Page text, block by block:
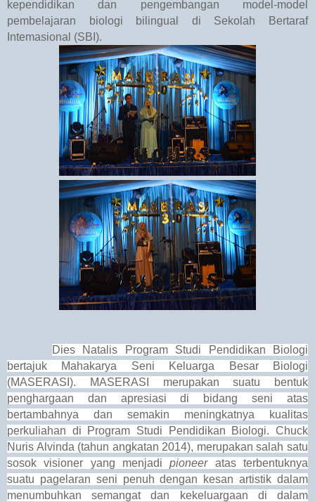
kependidikan dan pengembangan model-model
pembelajaran biologi bilingual di Sekolah Bertaraf
Intemasional (SBI).
Dies Natalis Program Studi Pendidikan Biologi
bertajuk Mahakarya Seni Keluarga Besar Biologi
(MASERASI). MASERASI merupakan suatu bentuk
penghargaan dan apresiasi di bidang seni atas
bertambahnya dan semakin meningkatnya kualitas
perkuliahan di Program Studi Pendidikan Biologi. Chuck
Nuris Alvinda (tahun angkatan 2014), merupakan salah satu
sosok visioner yang menjadipioneeratas terbentuknya
suatu pagelaran seni penuh dengan kesan artistik dalam
menumbuhkan semangat dan kekeluargaan di dalam